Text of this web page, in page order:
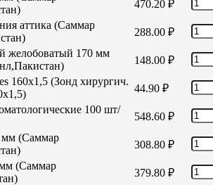
470.20 ₽
аттика (Саммар
288.00 ₽
желобоватый 170 мм
148.00 ₽
160х1,5 (Зонд хирургич.
44.90 ₽
100 шт/
548.60 ₽
мм (Саммар
308.80 ₽
(Саммар
379.80 ₽